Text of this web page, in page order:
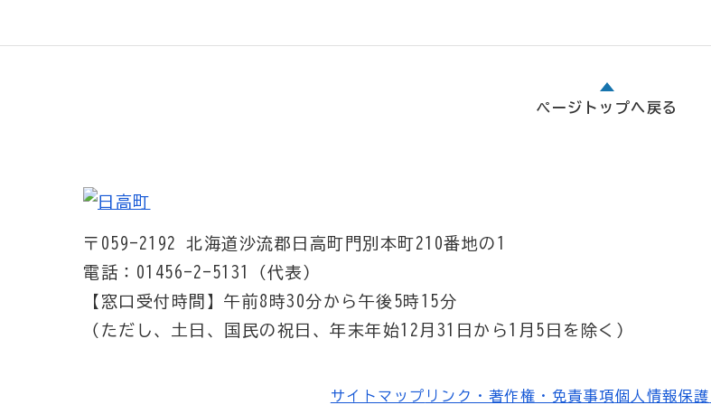
ページトップへ戻る
〒059-2192 北海道沙流郡日高町門別本町210番地の1
電話：01456-2-5131（代表）
【窓口受付時間】 午前8時30分から午後5時15分
（ただし、土日、国民の祝日、年末年始12月31日から1月5日を除く）
サイトマップ リンク・著作権・免責事項個人情報保護